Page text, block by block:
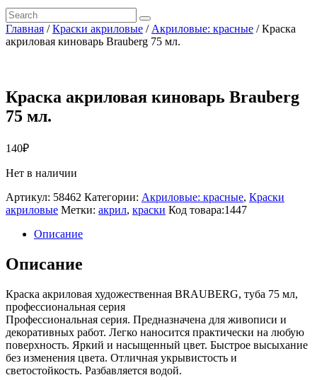
Главная /Краски акриловые / Акриловые: красные / Краска
акриловая киноварь Brauberg 75 мл.
Краска акриловая киноварь Brauberg
75 мл.
140₽
Нет в наличии
Артикул: 58462 Категории: Акриловые: красные, Краски
акриловые Метки: акрил, краски Код товара:1447
Описание
Описание
Краска акриловая художественная BRAUBERG, туба 75 мл,
профессиональная серия
Профессиональная серия. Предназначена для живописи и
декоративных работ. Легко наносится практически на любую
поверхность. Яркий и насыщенный цвет. Быстрое высыхание
без изменения цвета. Отличная укрывистость и
светостойкость. Разбавляется водой.